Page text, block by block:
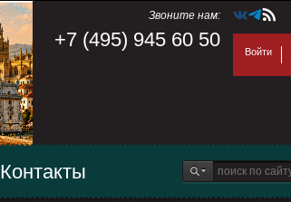
Звоните нам:
+7 (495) 945 60 50
Войти
Контакты